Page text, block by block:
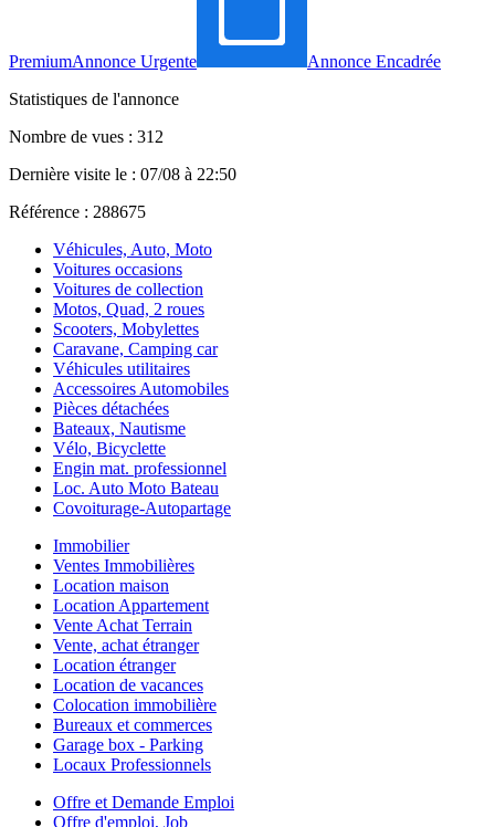
PremiumAnnonce Urgente
Annonce Encadrée
Statistiques de l'annonce
Nombre de vues : 312
Dernière visite le : 07/08 à 22:50
Référence : 288675
Véhicules, Auto, Moto
Voitures occasions
Voitures de collection
Motos, Quad, 2 roues
Scooters, Mobylettes
Caravane, Camping car
Véhicules utilitaires
Accessoires Automobiles
Pièces détachées
Bateaux, Nautisme
Vélo, Bicyclette
Engin mat. professionnel
Loc. Auto Moto Bateau
Covoiturage-Autopartage
Immobilier
Ventes Immobilières
Location maison
Location Appartement
Vente Achat Terrain
Vente, achat étranger
Location étranger
Location de vacances
Colocation immobilière
Bureaux et commerces
Garage box - Parking
Locaux Professionnels
Offre et Demande Emploi
Offre d'emploi, Job